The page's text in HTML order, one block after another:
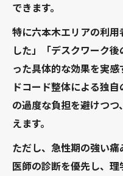
できます。
特に六本木エリアの利
した」「デスクワーク
った具体的な効果を実
ドコード整体による独
の過度な負担を避けつ
えます。
ただし、急性期の強い痛
医師の診断を優先し、